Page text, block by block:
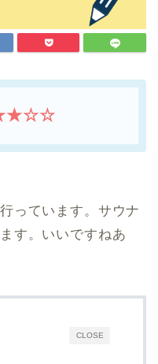
っています。サウナ
す。いいですねあ
CLOSE